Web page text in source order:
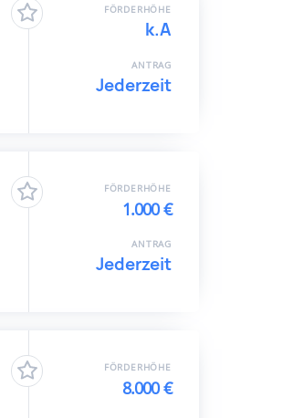
FÖRDERHÖHE
k.A
ANTRAG
Jederzeit
FÖRDERHÖHE
1.000 €
ANTRAG
Jederzeit
FÖRDERHÖHE
8.000 €